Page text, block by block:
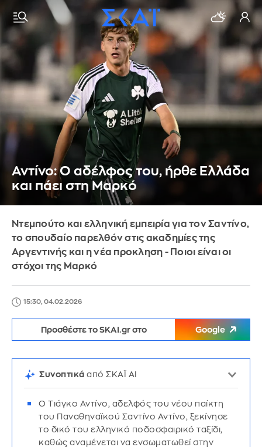
Αντίνο: Ο αδέλφος του, ήρθε Ελλάδα
και πάει στη Μαρκό
Ντεμπούτο και ελληνική εμπειρία για τον Σαντίνο,
το σπουδαίο παρελθόν στις ακαδημίες της
Αργεντινής και η νέα προκληση - Ποιοι είναι οι
στόχοι της Μαρκό
15:30, 04.02.2026
Προσθέστε το SKAI.gr στο Google
Συνοπτικά από ΣΚΑΪ AI
Ο Τιάγκο Αντίνο, αδελφός του νέου παίκτη
του Παναθηναϊκού Σαντίνο Αντίνο, ξεκίνησε
το δικό του ελληνικό ποδοσφαιρικό ταξίδι,
καθώς αναμένεται να ενσωματωθεί στην